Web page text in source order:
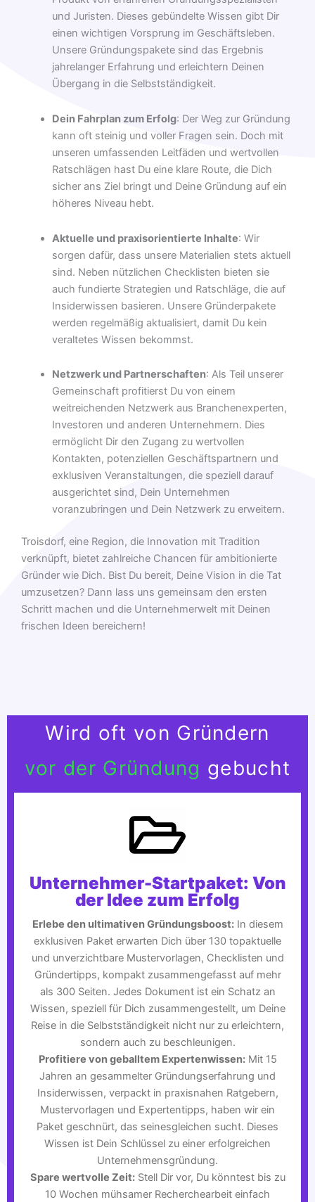
und Juristen. Dieses gebündelte Wissen gibt Dir
einen wichtigen Vorsprung im Geschäftsleben.
Unsere Gründungspakete sind das Ergebnis
jahrelanger Erfahrung und erleichtern Deinen
Übergang in die Selbstständigkeit.
Dein Fahrplan zum Erfolg: Der Weg zur Gründung
kann oft steinig und voller Fragen sein. Doch mit
unseren umfassenden Leitfäden und wertvollen
Ratschlägen hast Du eine klare Route, die Dich
sicher ans Ziel bringt und Deine Gründung auf ein
höheres Niveau hebt.
Aktuelle und praxisorientierte Inhalte: Wir
sorgen dafür, dass unsere Materialien stets aktuell
sind. Neben nützlichen Checklisten bieten sie
auch fundierte Strategien und Ratschläge, die auf
Insiderwissen basieren. Unsere Gründerpakete
werden regelmäßig aktualisiert, damit Du kein
veraltetes Wissen bekommst.
Netzwerk und Partnerschaften: Als Teil unserer
Gemeinschaft profitierst Du von einem
weitreichenden Netzwerk aus Branchenexperten,
Investoren und anderen Unternehmern. Dies
ermöglicht Dir den Zugang zu wertvollen
Kontakten, potenziellen Geschäftspartnern und
exklusiven Veranstaltungen, die speziell darauf
ausgerichtet sind, Dein Unternehmen
voranzubringen und Dein Netzwerk zu erweitern.
Troisdorf, eine Region, die Innovation mit Tradition
verknüpft, bietet zahlreiche Chancen für ambitionierte
Gründer wie Dich. Bist Du bereit, Deine Vision in die Tat
umzusetzen? Dann lass uns gemeinsam den ersten
Schritt machen und die Unternehmerwelt mit Deinen
frischen Ideen bereichern!
Wird oft von Gründern
vor der Gründung gebucht
Unternehmer-Startpaket: Von
der Idee zum Erfolg
Erlebe den ultimativen Gründungsboost:In diesem
exklusiven Paket erwarten Dich über 130 topaktuelle
und unverzichtbare Mustervorlagen, Checklisten und
Gründertipps, kompakt zusammengefasst auf mehr
als 300 Seiten. Jedes Dokument ist ein Schatz an
Wissen, speziell für Dich zusammengestellt, um Deine
Reise in die Selbstständigkeit nicht nur zu erleichtern,
sondern auch zu beschleunigen.
Profitiere von geballtem Expertenwissen:Mit 15
Jahren an gesammelter Gründungserfahrung und
Insiderwissen, verpackt in praxisnahen Ratgebern,
Mustervorlagen und Expertentipps, haben wir ein
Paket geschnürt, das seinesgleichen sucht. Dieses
Wissen ist Dein Schlüssel zu einer erfolgreichen
Unternehmensgründung.
Spare wertvolle Zeit:Stell Dir vor, Du könntest bis zu
10 Wochen mühsamer Recherchearbeit einfach